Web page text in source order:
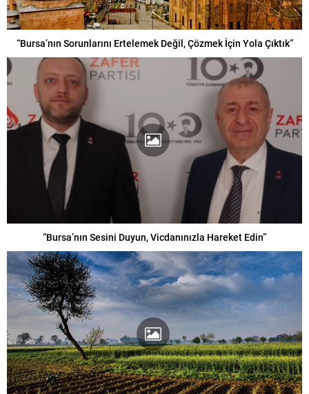
“Bursa’nın Sorunlarını Ertelemek Değil, Çözmek İçin Yola Çıktık”
“Bursa’nın Sesini Duyun, Vicdanınızla Hareket Edin”